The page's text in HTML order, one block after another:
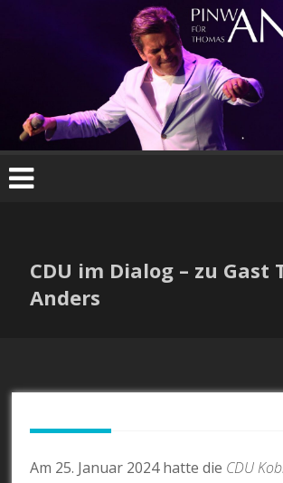
CDU im Dialog – zu Gast
Anders
Am 25. Januar 2024 hatte die CDU